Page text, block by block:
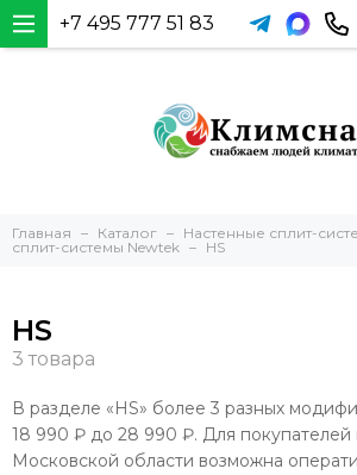
+7 495 777 51 83
Главная Каталог Настенные сплит-
сплит-системы Newtek
HS
HS
В разделе «HS» более 3 разных
18 990 ₽ до 28 990 ₽. Для
Московской области возможна